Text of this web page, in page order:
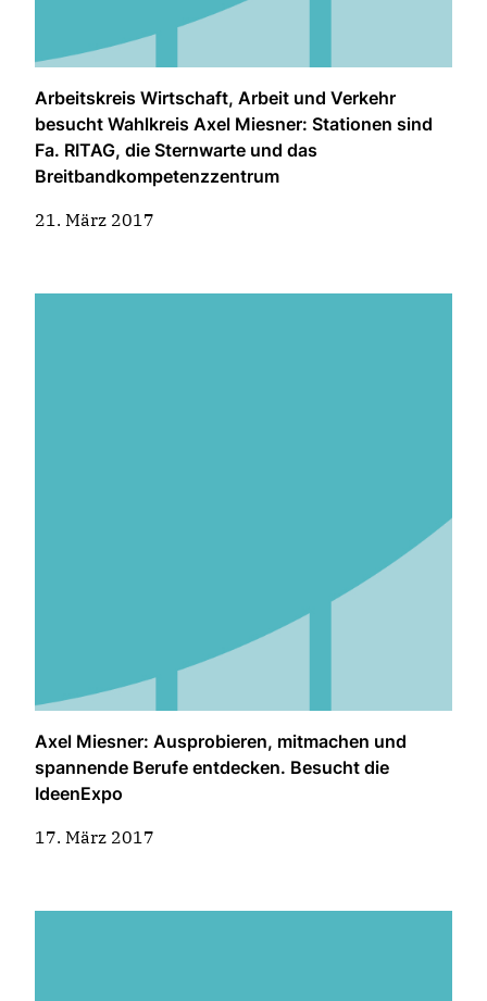
Arbeitskreis Wirtschaft, Arbeit und Verkehr
besucht Wahlkreis Axel Miesner: Stationen sind
Fa. RITAG, die Sternwarte und das
Breitbandkompetenzzentrum
21. März 2017
Axel Miesner: Ausprobieren, mitmachen und
spannende Berufe entdecken. Besucht die
IdeenExpo
17. März 2017